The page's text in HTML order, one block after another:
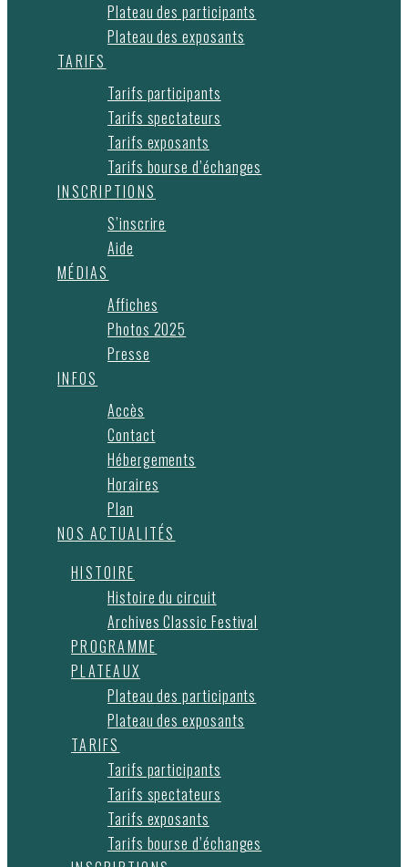
Plateau des participants
Plateau des exposants
TARIFS
Tarifs participants
Tarifs spectateurs
Tarifs exposants
Tarifs bourse d’échanges
INSCRIPTIONS
S’inscrire
Aide
MÉDIAS
Affiches
Photos 2025
Presse
INFOS
Accès
Contact
Hébergements
Horaires
Plan
NOS ACTUALITÉS
HISTOIRE
Histoire du circuit
Archives Classic Festival
PROGRAMME
PLATEAUX
Plateau des participants
Plateau des exposants
TARIFS
Tarifs participants
Tarifs spectateurs
Tarifs exposants
Tarifs bourse d’échanges